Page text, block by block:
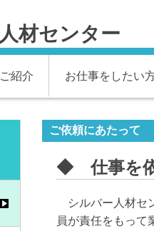
材センター
紹介 お仕事をしたい
ご依頼にあたって
◆ 仕事を
シルバー人材セ
員が責任をもって